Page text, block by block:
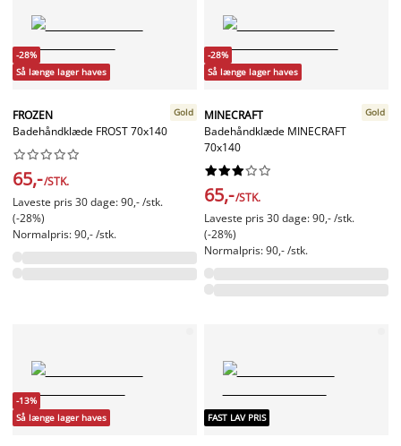
-28%
Så længe lager haves
FROZEN
Badehåndklæde FROST 70x140
Gold






65,-/STK.
Laveste pris 30 dage: 90,- /stk.
(-28%)
Normalpris: 90,- /stk.
-28%
Så længe lager haves
MINECRAFT
Badehåndklæde MINECRAFT
70x140
Gold






65,-/STK.
Laveste pris 30 dage: 90,- /stk.
(-28%)
Normalpris: 90,- /stk.
-13%
Så længe lager haves
FAST LAV PRIS